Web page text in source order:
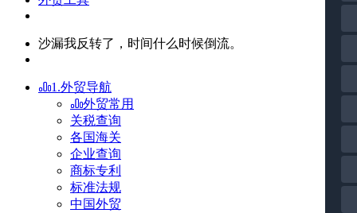
沙漏我反转了，时间什么时候倒流。
1.外贸导航
外贸常用
关税查询
各国海关
企业查询
商标专利
标准法规
中国外贸